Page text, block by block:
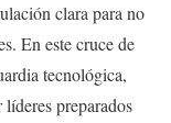
clara para no
En este cruce de
tecnológica,
preparados